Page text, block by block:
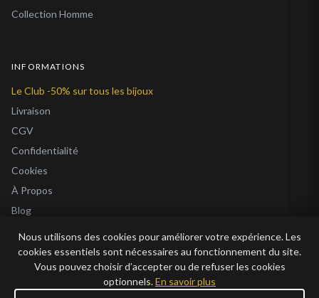
Collection Homme
INFORMATIONS
Le Club -50% sur tous les bijoux
Livraison
CGV
Confidentialité
Cookies
À Propos
Blog
© 2026 Bijoux en Vogue. Tous droits réservés.
Nous utilisons des cookies pour améliorer votre expérience. Les
cookies essentiels sont nécessaires au fonctionnement du site.
Vous pouvez choisir d’accepter ou de refuser les cookies
optionnels.En savoir plus